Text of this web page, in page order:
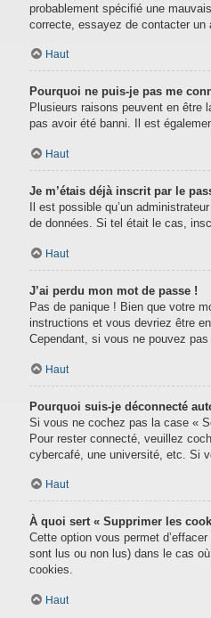
probablement spécifié une
correcte, essayez de contacter un
Haut
Pourquoi ne puis-je pas me
Plusieurs raisons peuvent en être
pas avoir été banni. Il est
Haut
Je m’étais déjà inscrit par le
Il est possible qu’un
de données. Si tel était le cas,
Haut
J’ai perdu mon mot de passe !
Pas de panique ! Bien que votre
instructions et vous devriez être
Cependant, si vous ne pouvez
Haut
Pourquoi suis-je déconnecté
Si vous ne cochez pas la case «
Pour rester connecté, veuillez
cybercafé, une université, etc. Si
Haut
À quoi sert « Supprimer les
Cette option vous permet
sont lus ou non lus) dans le cas
cookies.
Haut